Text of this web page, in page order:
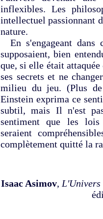
inflexibles. Les
intellectuel passionnant
nature.
En s'engageant dans
supposaient, bien
que, si elle était
ses secrets et ne
milieu du jeu. (Plus
Einstein exprima ce
subtil, mais Il n'est
sentiment que les lois
seraient
complètement quitté la
Isaac Asimov, L'Univers